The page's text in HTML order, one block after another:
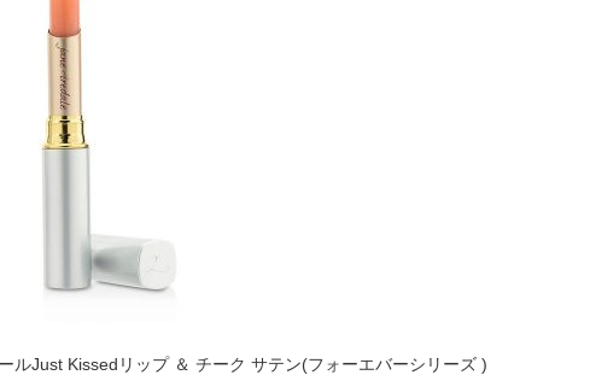
ルJust Kissedリップ ＆ チーク サテン(フォーエバーシリーズ )